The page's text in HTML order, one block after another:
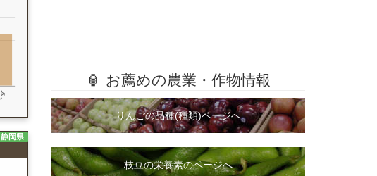
静岡県
🏮 お薦めの農業・作物情報
りんごの品種(種類)ページへ
枝豆の栄養素のページへ